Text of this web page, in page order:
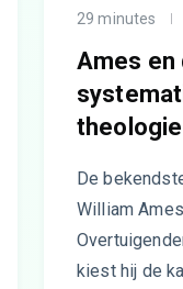
29 minutes
Ames en
theologie
De
William
kiest hij de